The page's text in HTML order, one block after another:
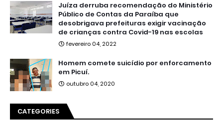
Juíza derruba recomendação do Ministério
Público de Contas da Paraíba que
desobrigava prefeituras exigir vacinação
de crianças contra Covid-19 nas escolas
fevereiro 04, 2022
Homem comete suicídio por enforcamento
em Picuí.
outubro 04, 2020
CATEGORIES